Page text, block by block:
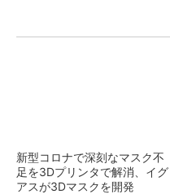
新型コロナで深刻なマスク不
足を3Dプリンタで解消、イグ
アスが3Dマスクを開発